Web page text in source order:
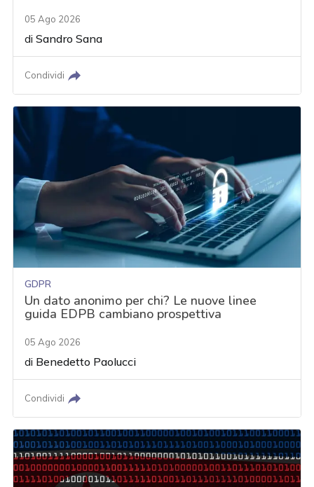
05 Ago 2026
diSandro Sana
Condividi
GDPR
Un dato anonimo per chi? Le nuove linee
guida EDPB cambiano prospettiva
05 Ago 2026
di Benedetto Paolucci
Condividi